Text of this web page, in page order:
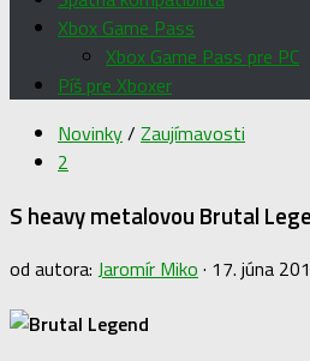
Xbox Game Pass
Xbox Game Pass pre PC
Píš pre Xboxer
Novinky/ Zaujímavosti
2
S heavy metalovou Brutal
od autora: Jaromír Miko · 17. júna